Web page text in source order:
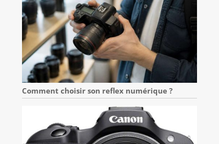
Comment choisir son reflex numérique ?